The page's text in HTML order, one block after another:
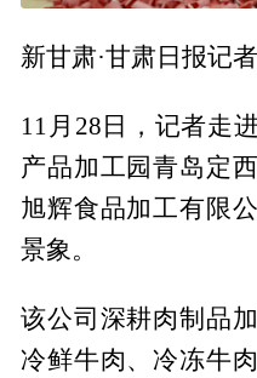
新甘肃·甘肃日报记
11月28日，记者走
产品加工园青岛定
旭辉食品加工有限
景象。
该公司深耕肉制品
冷鲜牛肉、冷冻牛